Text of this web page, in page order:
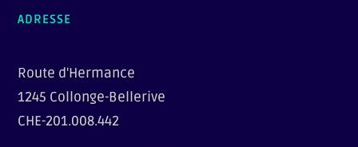
ADRESSE
Route d'Hermance
1245 Collonge-Bellerive
CHE-201.008.442